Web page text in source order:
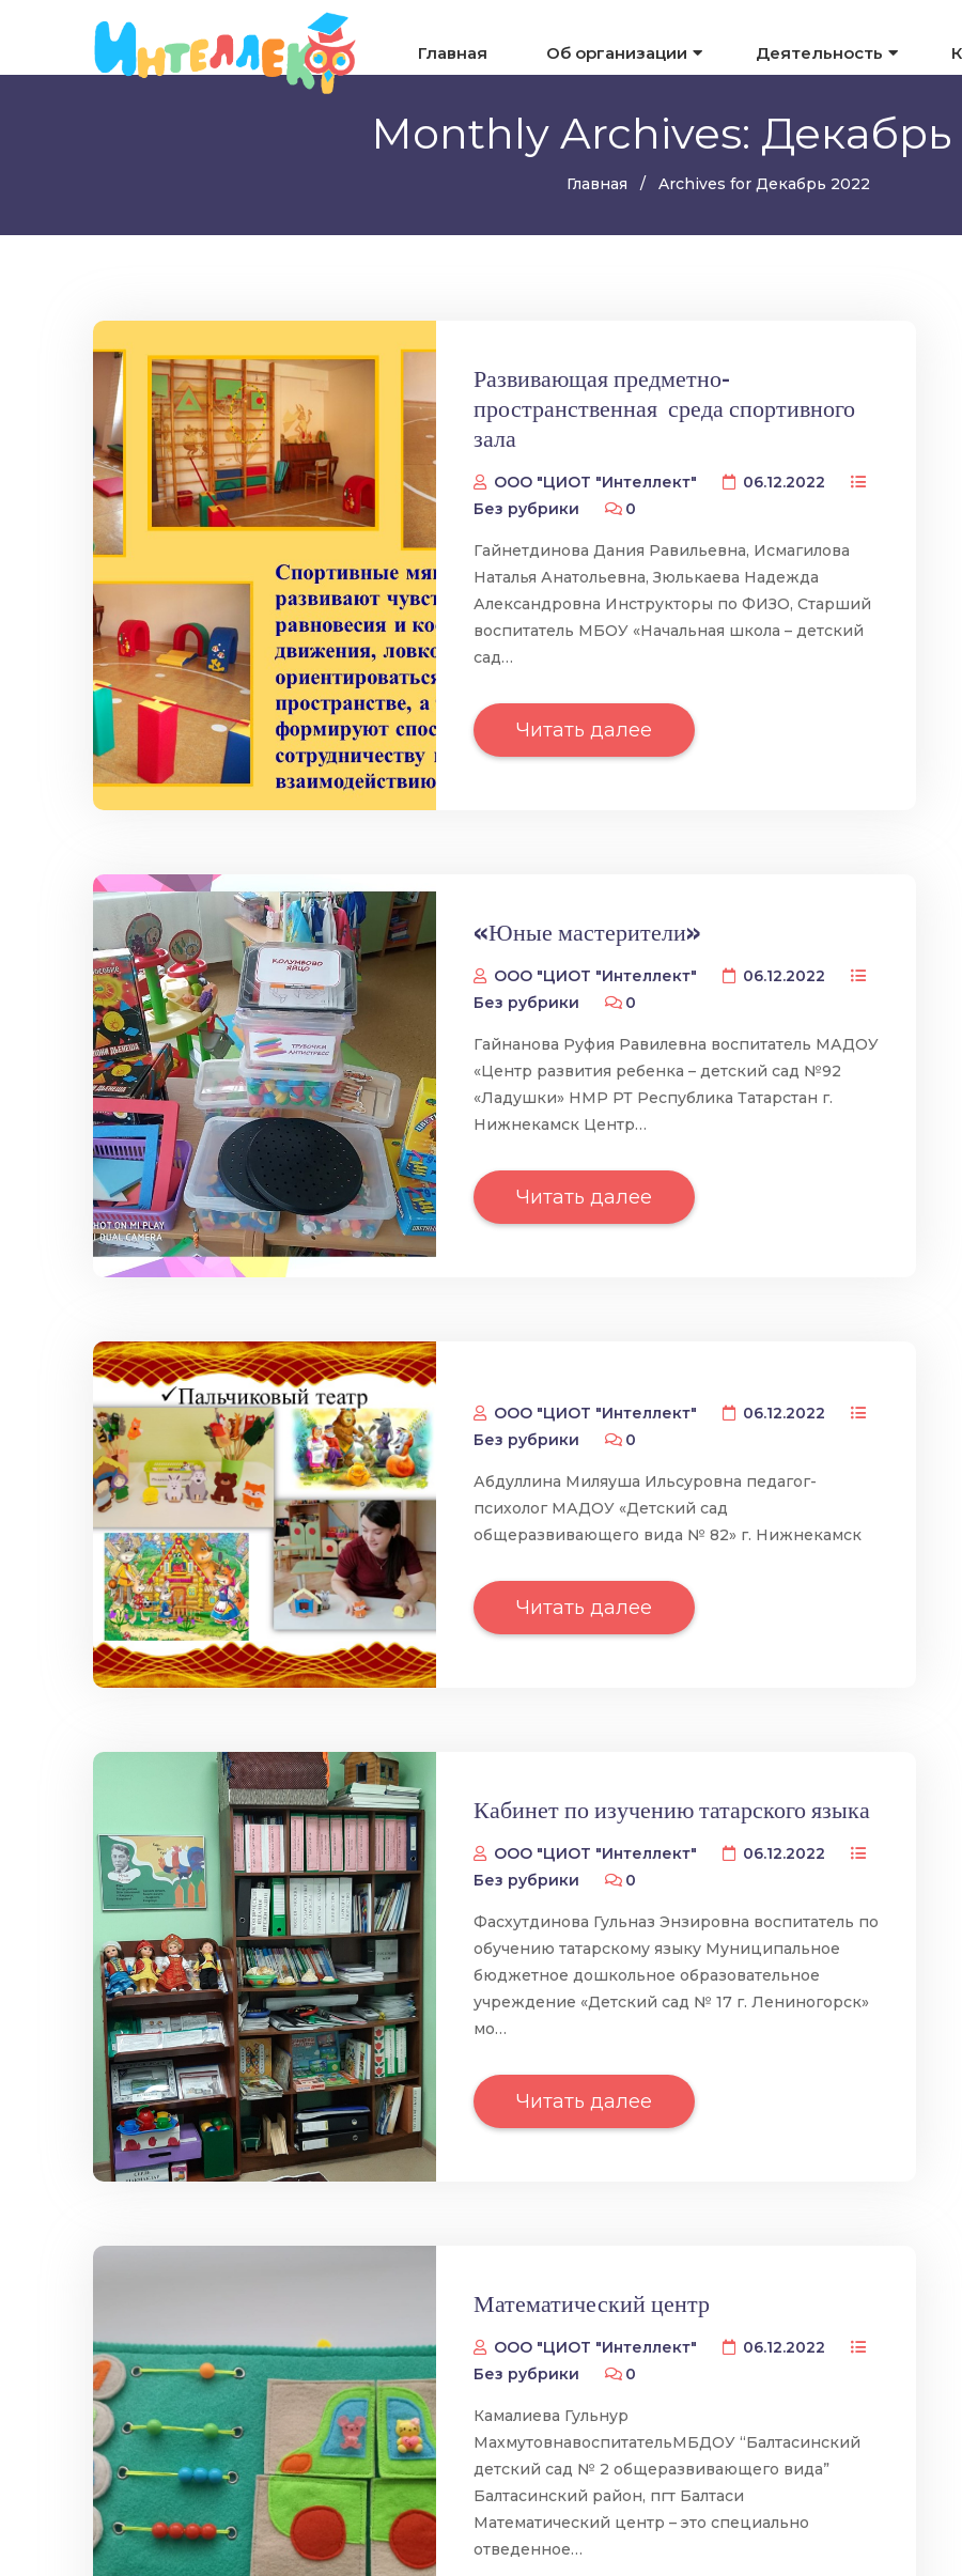
Главная Об организации Деятельность
Monthly Archives: Декабрь
Главная Archives for Декабрь 2022
Развивающая предметно-
пространственная среда спортивного
зала
ООО "ЦИОТ "Интеллект"
06.12.2022
Без рубрики
0
Гайнетдинова Дания Равильевна, Исмагилова
Наталья Анатольевна, Зюлькаева Надежда
Александровна Инструкторы по ФИЗО, Старший
воспитатель МБОУ «Начальная школа – детский
сад…
Читать далее
«Юные мастерители»
ООО "ЦИОТ "Интеллект"
06.12.2022
Без рубрики
0
Гайнанова Руфия Равилевна воспитатель МАДОУ
«Центр развития ребенка – детский сад №92
«Ладушки» НМР РТ Республика Татарстан г.
Нижнекамск Центр…
Читать далее
ООО "ЦИОТ "Интеллект"
06.12.2022
Без рубрики
0
Абдуллина Миляуша Ильсуровна педагог-
психолог МАДОУ «Детский сад
общеразвивающего вида № 82» г. Нижнекамск
Читать далее
Кабинет по изучению татарского языка
ООО "ЦИОТ "Интеллект"
06.12.2022
Без рубрики
0
Фасхутдинова Гульназ Энзировна воспитатель по
обучению татарскому языку Муниципальное
бюджетное дошкольное образовательное
учреждение «Детский сад № 17 г. Лениногорск»
мо…
Читать далее
Математический центр
ООО "ЦИОТ "Интеллект"
06.12.2022
Без рубрики
0
Камалиева Гульнур
МахмутовнавоспитательМБДОУ “Балтасинский
детский сад № 2 общеразвивающего вида”
Балтасинский район, пгт Балтаси
Математический центр – это специально
отведенное…